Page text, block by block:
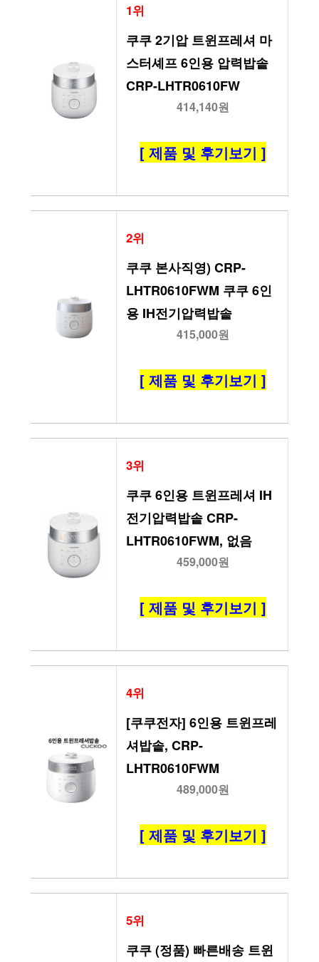
1위
쿠쿠 2기압 트윈프레셔 마
스터셰프 6인용 압력밥솥
CRP-LHTR0610FW
414,140원
[ 제품 및 후기보기 ]
2위
쿠쿠 본사직영) CRP-
LHTR0610FWM 쿠쿠 6인
용 IH전기압력밥솥
415,000원
[ 제품 및 후기보기 ]
3위
쿠쿠 6인용 트윈프레셔 IH
전기압력밥솥 CRP-
LHTR0610FWM, 없음
459,000원
[ 제품 및 후기보기 ]
4위
[쿠쿠전자] 6인용 트윈프레
셔밥솥, CRP-
LHTR0610FWM
489,000원
[ 제품 및 후기보기 ]
5위
쿠쿠 (정품) 빠른배송 트윈